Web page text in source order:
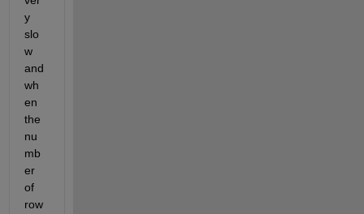
y
slo
w
and
wh
en
the
nu
mb
er
of
row